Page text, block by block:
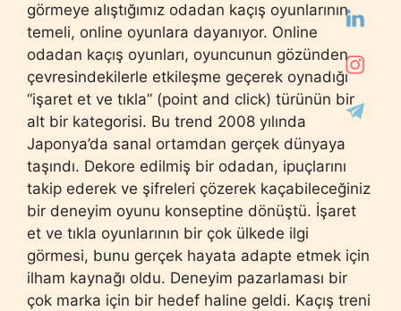
görmeye alıştığımız odadan kaçış oyunlarının
temeli, online oyunlara dayanıyor. Online
odadan kaçış oyunları, oyuncunun gözünden
çevresindekilerle etkileşme geçerek oynadığı
“işaret et ve tıkla” (point and click) türünün bir
alt bir kategorisi. Bu trend 2008 yılında
Japonya’da sanal ortamdan gerçek dünyaya
taşındı. Dekore edilmiş bir odadan, ipuçlarını
takip ederek ve şifreleri çözerek kaçabileceğiniz
bir deneyim oyunu konseptine dönüştü. İşaret
et ve tıkla oyunlarının bir çok ülkede ilgi
görmesi, bunu gerçek hayata adapte etmek için
ilham kaynağı oldu. Deneyim pazarlaması bir
çok marka için bir hedef haline geldi. Kaçış treni